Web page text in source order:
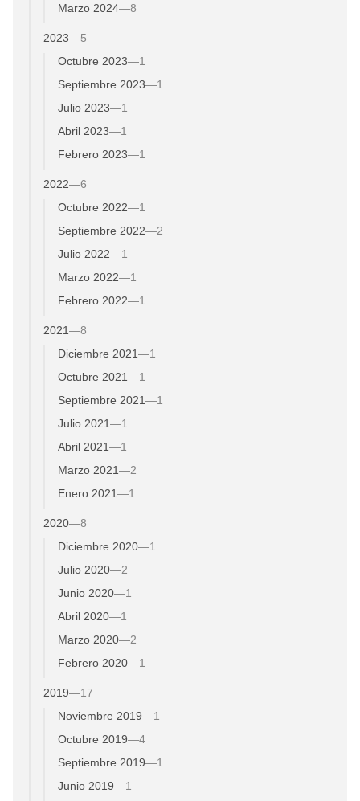
Marzo 2024—8
2023—5
Octubre 2023—1
Septiembre 2023—1
Julio 2023—1
Abril 2023—1
Febrero 2023—1
2022—6
Octubre 2022—1
Septiembre 2022—2
Julio 2022—1
Marzo 2022—1
Febrero 2022—1
2021—8
Diciembre 2021—1
Octubre 2021—1
Septiembre 2021—1
Julio 2021—1
Abril 2021—1
Marzo 2021—2
Enero 2021—1
2020—8
Diciembre 2020—1
Julio 2020—2
Junio 2020—1
Abril 2020—1
Marzo 2020—2
Febrero 2020—1
2019—17
Noviembre 2019—1
Octubre 2019—4
Septiembre 2019—1
Junio 2019—1